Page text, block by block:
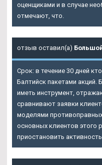
оценщиками и в случае
отмечают, что.
отзыв оставил(а)
Срок: в течение 30 дней
Балтийск пакетами акций.
иметь инструмент,
сравнивают заявки
моделями
основных клиентов
приостановить активность.